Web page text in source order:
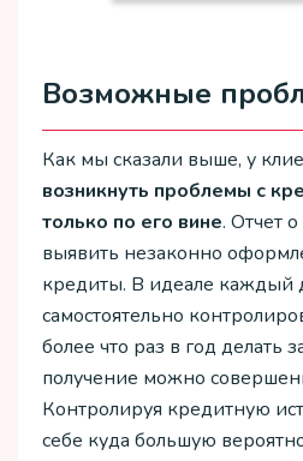
Возможные
Как мы сказали выше, у
возникнуть проблемы с
только по его вине. Отчет
выявить незаконно
кредиты. В идеале каждый
самостоятельно
более что раз в год делать
получение можно
Контролируя кредитную
себе куда большую